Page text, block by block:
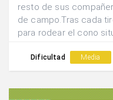
resto de sus
de campo.Tras cada
para rodear el cono
Dificultad Media